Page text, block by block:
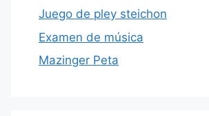
Juego de pley steichon
Examen de música
Mazinger Peta